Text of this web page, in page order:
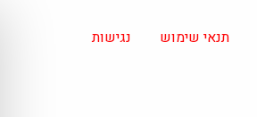
תנאי שימוש נגישות